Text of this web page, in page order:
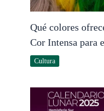
Qué colores
Cor Intensa para
Cultura